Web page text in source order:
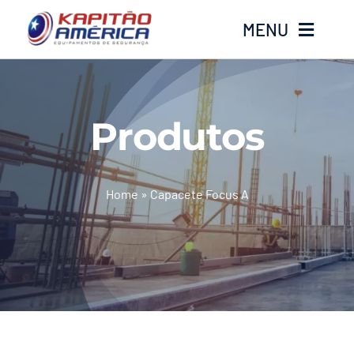
o
MENU
Produtos
Calçados
Luvas
Altura
Produtos
Home » Capacete Focus A